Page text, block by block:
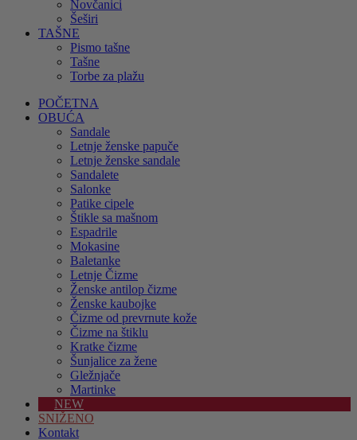
Novčanici
Šeširi
TAŠNE
Pismo tašne
Tašne
Torbe za plažu
POČETNA
OBUĆA
Sandale
Letnje ženske papuče
Letnje ženske sandale
Sandalete
Salonke
Patike cipele
Štikle sa mašnom
Espadrile
Mokasine
Baletanke
Letnje Čizme
Ženske antilop čizme
Ženske kaubojke
Čizme od prevrnute kože
Čizme na štiklu
Kratke čizme
Šunjalice za žene
Gležnjače
Martinke
NEW
SNIŽENO
Kontakt